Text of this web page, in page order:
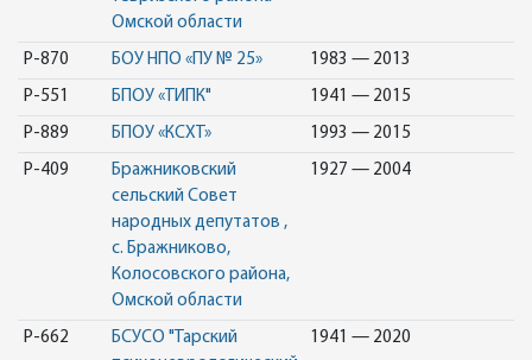
Омской области
Р-870 БОУ НПО «ПУ № 25» 1983 — 2013
Р-551 БПОУ «ТИПК" 1941 — 2015
Р-889 БПОУ «КСХТ» 1993 — 2015
Р-409
Бражниковский
сельский Совет
народных депутатов ,
с. Бражниково,
Колосовского района,
Омской области
1927 — 2004
Р-662
БСУСО "Тарский
1941 — 2020